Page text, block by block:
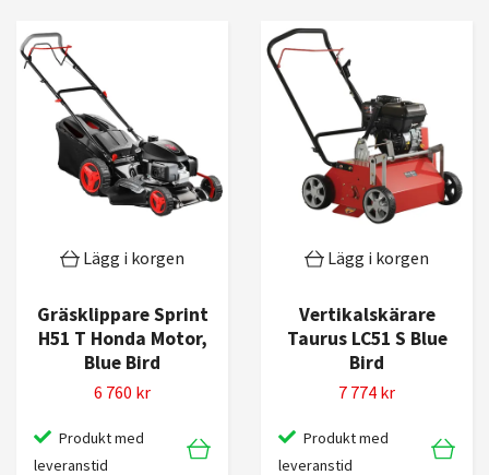
Lägg i korgen
Gräsklippare Sprint
H51 T Honda Motor,
Blue Bird
6 760 kr
Produkt med
leveranstid
Lägg i korgen
Vertikalskärare
Taurus LC51 S Blue
Bird
7 774 kr
Produkt med
leveranstid